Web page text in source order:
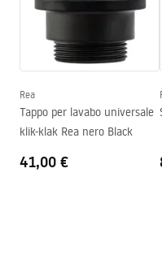
Larghezza
Altezza
Profondità
Forma
Foro rubinetto
Rea
Tappo per lavabo universale
klik-klak Rea nero Black
41,00 €